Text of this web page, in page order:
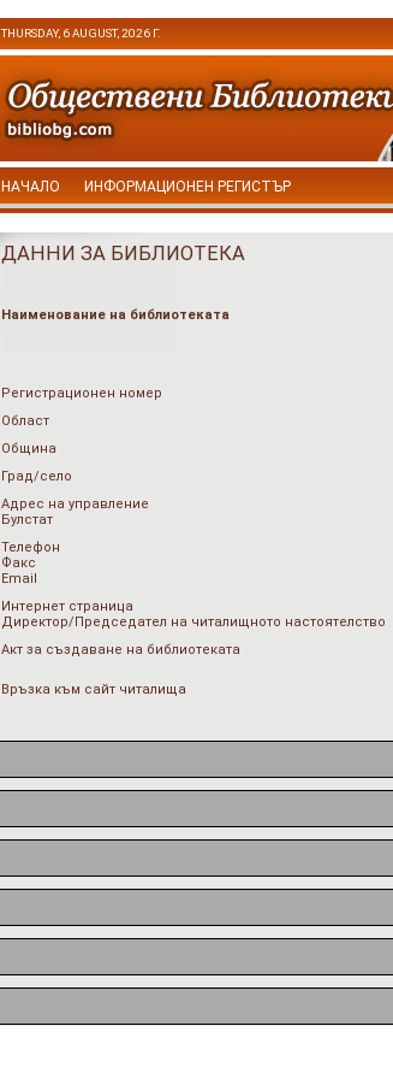
THURSDAY, 6 AUGUST, 2026 Г.
НАЧАЛО ИНФОРМАЦИОНЕН РЕГИСТЪР
ДАННИ ЗА БИБЛИОТЕКА
Наименование на библиотеката
Регистрационен номер
Област
Община
Град/село
Адрес на управление
Булстат
Телефон
Факс
Email
Интернет страница
Директор/Председател на читалищното настоятелство
Акт за създаване на библиотеката
Връзка към сайт читалища